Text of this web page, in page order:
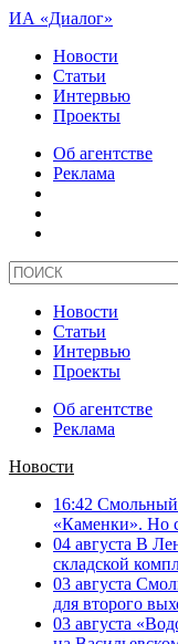
ИА «Диалог»
Новости
Статьи
Интервью
Проекты
Об агентстве
Реклама
Новости
Статьи
Интервью
Проекты
Об агентстве
Реклама
Новости
16:42
«Каменки». Но
04 августа В
складской
03 августа
для второго
03 августа